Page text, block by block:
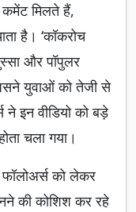
मिलते हैं,
है। ‘कॉकरोच
और पॉपुलर
युवाओं को तेजी से
ने इन वीडियो को बड़े
चला गया।
को लेकर
की कोशिश कर रहे